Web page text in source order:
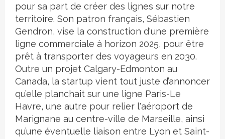
pour sa part de créer des lignes sur notre
territoire. Son patron français, Sébastien
Gendron, vise la construction d'une première
ligne commerciale à horizon 2025, pour être
prêt à transporter des voyageurs en 2030.
Outre un projet Calgary-Edmonton au
Canada, la startup vient tout juste d’annoncer
qu’elle planchait sur une ligne Paris-Le
Havre, une autre pour relier l'aéroport de
Marignane au centre-ville de Marseille, ainsi
qu’une éventuelle liaison entre Lyon et Saint-